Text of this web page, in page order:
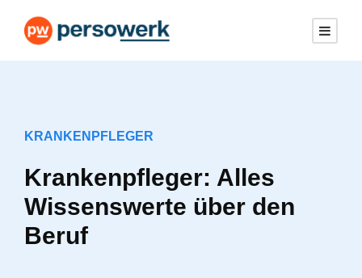
KRANKENPFLEGER
Krankenpfleger: Alles
Wissenswerte über den
Beruf